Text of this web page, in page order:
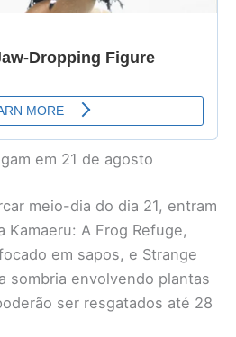
em 21 de agosto
meio-dia do dia 21, entram
Kamaeru: A Frog Refuge,
em sapos, e Strange
sombria envolvendo plantas
ser resgatados até 28